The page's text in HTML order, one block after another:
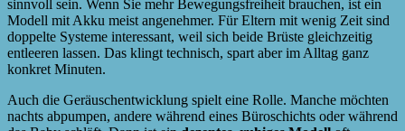
sinnvoll sein. Wenn Sie mehr Bewegungsfreiheit brauchen, ist ein
Modell mit Akku meist angenehmer. Für Eltern mit wenig Zeit sind
doppelte Systeme interessant, weil sich beide Brüste gleichzeitig
entleeren lassen. Das klingt technisch, spart aber im Alltag ganz
konkret Minuten.
Auch die Geräuschentwicklung spielt eine Rolle. Manche möchten
nachts abpumpen, andere während eines Büroschichts oder während